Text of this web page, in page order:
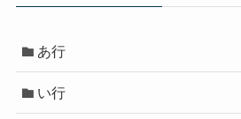
あ行
い行